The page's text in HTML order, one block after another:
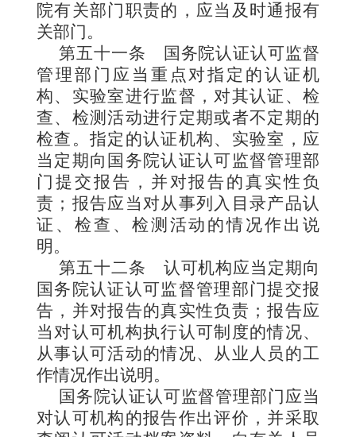
院有关部门职责的，应当及时通报有
关部门。
第五十一条
国务院认证认可监督
管理部门应当重点对指定的认证机
构、实验室进行监督，对其认证、检
查、检测活动进行定期或者不定期的
检查。指定的认证机构、实验室，应
当定期向国务院认证认可监督管理部
门提交报告，并对报告的真实性负
责；报告应当对从事列入目录产品认
证、检查、检测活动的情况作出说
明。
第五十二条 认可机构应当定期向
国务院认证认可监督管理部门提交报
告，并对报告的真实性负责；报告应
当对认可机构执行认可制度的情况、
从事认可活动的情况、从业人员的工
作情况作出说明。
国务院认证认可监督管理部门应当
对认可机构的报告作出评价，并采取